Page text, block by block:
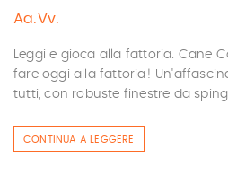
Aa.Vv.
Leggi e gioca alla fattoria. Cane
fare oggi alla fattoria!
tutti, con robuste finestre da
CONTINUA A LEGGERE